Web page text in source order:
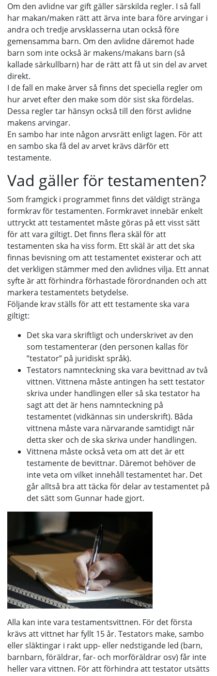
Om den avlidne var gift gäller särskilda regler. I så fall
har makan/maken rätt att ärva inte bara före arvingar i
andra och tredje arvsklasserna utan också före
gemensamma barn. Om den avlidne däremot hade
barn som inte också är makens/makans barn (så
kallade särkullbarn) har de rätt att få ut sin del av arvet
direkt.
I de fall en make ärver så finns det speciella regler om
hur arvet efter den make som dör sist ska fördelas.
Dessa regler tar hänsyn också till den först avlidne
makens arvingar.
En sambo har inte någon arvsrätt enligt lagen. För att
en sambo ska få del av arvet krävs därför ett
testamente.
Vad gäller för testamenten?
Som framgick i programmet finns det väldigt stränga
formkrav för testamenten. Formkravet innebär enkelt
uttryckt att testamentet måste göras på ett visst sätt
för att vara giltigt. Det finns flera skäl för att
testamenten ska ha viss form. Ett skäl är att det ska
finnas bevisning om att testamentet existerar och att
det verkligen stämmer med den avlidnes vilja. Ett annat
syfte är att förhindra förhastade förordnanden och att
markera testamentets betydelse.
Följande krav ställs för att ett testamente ska vara
giltigt:
Det ska vara skriftligt och underskrivet av den
som testamenterar (den personen kallas för
”testator” på juridiskt språk).
Testators namnteckning ska vara bevittnad av två
vittnen. Vittnena måste antingen ha sett testator
skriva under handlingen eller så ska testator ha
sagt att det är hens namnteckning på
testamentet (vidkännas sin underskrift). Båda
vittnena måste vara närvarande samtidigt när
detta sker och de ska skriva under handlingen.
Vittnena måste också veta om att det är ett
testamente de bevittnar. Däremot behöver de
inte veta om vilket innehåll testamentet har. Det
går alltså bra att täcka för delar av testamentet på
det sätt som Gunnar hade gjort.
Alla kan inte vara testamentsvittnen. För det första
krävs att vittnet har fyllt 15 år. Testators make, sambo
eller släktingar i rakt upp- eller nedstigande led (barn,
barnbarn, föräldrar, far- och morföräldrar osv) får inte
heller vara vittnen. För att förhindra att testator utsätts